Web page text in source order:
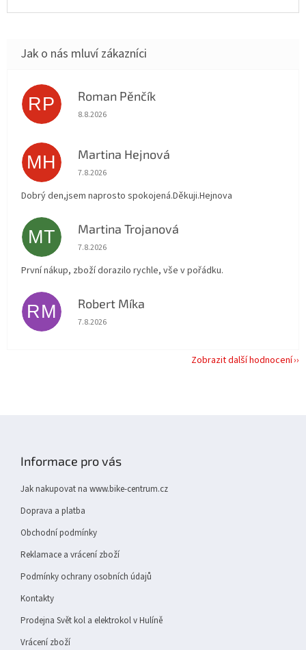
RP Roman Pěnčík
Hodnocení obchodu je 5 z 5 hvězdiček.
8.8.2026
MH Martina Hejnová
Hodnocení obchodu je 5 z 5 hvězdiček.
7.8.2026
Dobrý den,jsem naprosto spokojená.Děkuji.Hejnova
MT Martina Trojanová
Hodnocení obchodu je 5 z 5 hvězdiček.
7.8.2026
První nákup, zboží dorazilo rychle, vše v pořádku.
RM Robert Míka
Hodnocení obchodu je 5 z 5 hvězdiček.
7.8.2026
Zobrazit další hodnocení
Informace pro vás
Jak nakupovat na www.bike-centrum.cz
Doprava a platba
Obchodní podmínky
Reklamace a vrácení zboží
Podmínky ochrany osobních údajů
Kontakty
Prodejna Svět kol a elektrokol v Hulíně
Vrácení zboží